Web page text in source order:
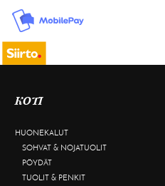
KOTI
HUONEKALUT
SOHVAT & NOJATUOLIT
PÖYDÄT
TUOLIT & PENKIT